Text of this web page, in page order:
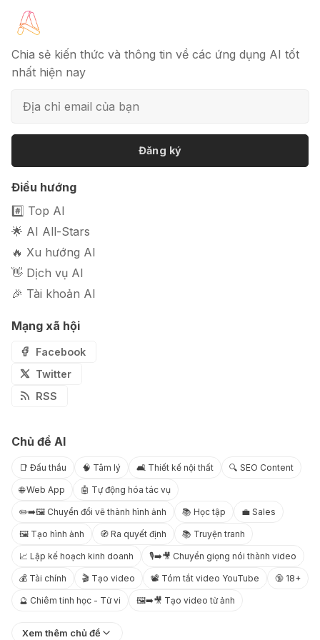
📦 Mokker - Ứng dụng chỉnh sửa
Chia sẻ kiến thức và thông tin về các ứng dụng AI tốt
nhất hiện nay
Đăng ký
Điều hướng
#️⃣ Top AI
🌟 AI All-Stars
🔥 Xu hướng AI
👋 Dịch vụ AI
🎉 Tài khoản AI
Mạng xã hội
Facebook
Twitter
RSS
Chủ đề AI
📑 Đấu thầu 🧠 Tâm lý 🛋️ Thiết kế nội thất 🔍 SEO Content
🌐 Web App 🤖 Tự động hóa tác vụ
✏️➡️🖼️ Chuyển đổi vẽ thành hình ảnh 📚 Học tập 💼 Sales
🖼️ Tạo hình ảnh 🧭 Ra quyết định 📚 Truyện tranh
📈 Lập kế hoạch kinh doanh 🎙️➡️🎥 Chuyển giọng nói thành video
💰 Tài chính 🎬 Tạo video 📽️ Tóm tắt video YouTube 🔞 18+
🔮 Chiêm tinh học - Tử vi 🖼️➡️🎥 Tạo video từ ảnh
Xem thêm chủ đề